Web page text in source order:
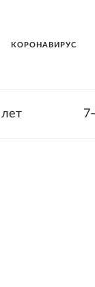
КОРОНАВИРУС